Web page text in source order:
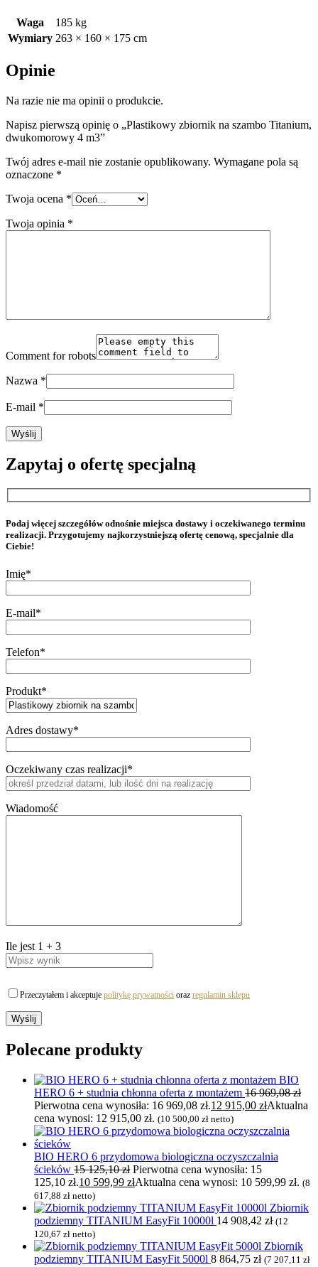
Waga
185 kg
Wymiary 263 × 160 × 175 cm
Opinie
Na razie nie ma opinii o produkcie.
Napisz pierwszą opinię o „Plastikowy zbiornik na szambo Titanium,
dwukomorowy 4 m3”
Twój adres e-mail nie zostanie opublikowany. Wymagane pola są
oznaczone *
Twoja ocena *
Twoja opinia *
Comment for robots
Nazwa *
E-mail *
Zapytaj o ofertę specjalną
Podaj więcej szczegółów odnośnie miejsca dostawy i oczekiwanego terminu
realizacji. Przygotujemy najkorzystniejszą ofertę cenową, specjalnie dla
Ciebie!
Imię*
E-mail*
Telefon*
Produkt*
Adres dostawy*
Oczekiwany czas realizacji*
Wiadomość
Ile jest 1 + 3
Przeczytałem i akceptuje politykę prywatności oraz regulamin sklepu
Polecane produkty
BIO
HERO 6 + studnia chłonna oferta z montażem 16 969,08zł
Pierwotna cena wynosiła: 16 969,08 zł.12 915,00 złAktualna
cena wynosi: 12 915,00 zł. (10 500,00 zł netto)
BIO HERO 6 przydomowa biologiczna oczyszczalnia
ścieków 15 125,10zł Pierwotna cena wynosiła: 15
125,10 zł.10 599,99 złAktualna cena wynosi: 10 599,99 zł. (8
617,88 zł netto)
Zbiornik
podziemny TITANIUM EasyFit 10000l 14 908,42 zł (12
120,67 zł netto)
Zbiornik
podziemny TITANIUM EasyFit 5000l 8 864,75 zł (7 207,11 zł